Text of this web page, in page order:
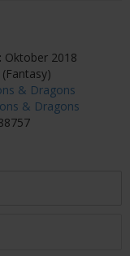
Oktober 2018
& Dragons
& Dragons